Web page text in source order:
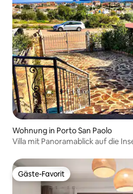
Wohnung in Porto San Paolo
Villa mit Panoramablick auf die
Gäste-Favorit
Gäste-Favorit